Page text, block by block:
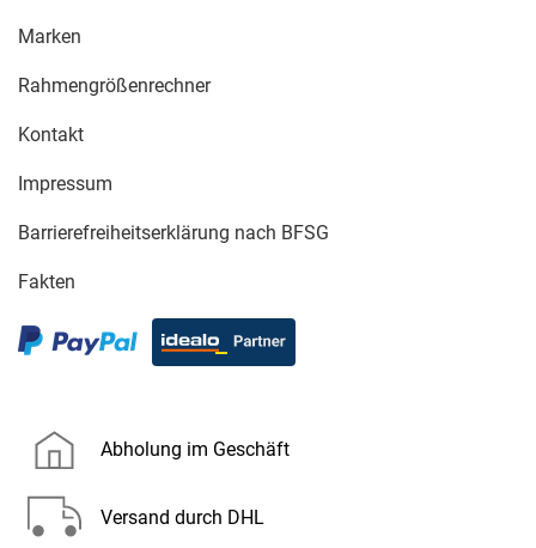
Marken
Rahmengrößenrechner
Kontakt
Impressum
Barrierefreiheitserklärung nach BFSG
Fakten
Abholung im Geschäft
Versand durch DHL